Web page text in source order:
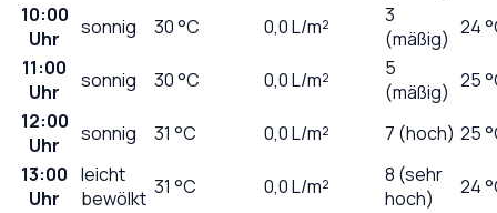
10:00
Uhr
sonnig 30°C 0,0L/m²
3
(mäßig) 24
11:00
Uhr
sonnig 30°C 0,0L/m²
5
(mäßig) 25
12:00
Uhr
sonnig 31 °C 0,0L/m² 7 (hoch) 25
13:00
Uhr
leicht
bewölkt 31 °C 0,0L/m²
8 (sehr
hoch)
24